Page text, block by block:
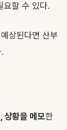
요할 수 있다.
상된다면 산부
상황을 메모한